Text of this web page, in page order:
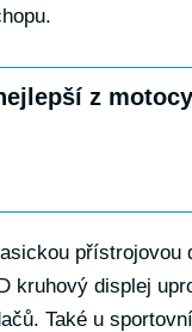
z
přístrojovou
kruhový displej
Také u